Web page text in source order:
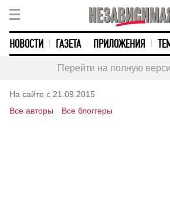
НОВОСТИ ГАЗЕТА ПРИЛОЖЕНИЯ
Перейти на полную
На сайте с 21.09.2015
Все авторы
Все блоггеры